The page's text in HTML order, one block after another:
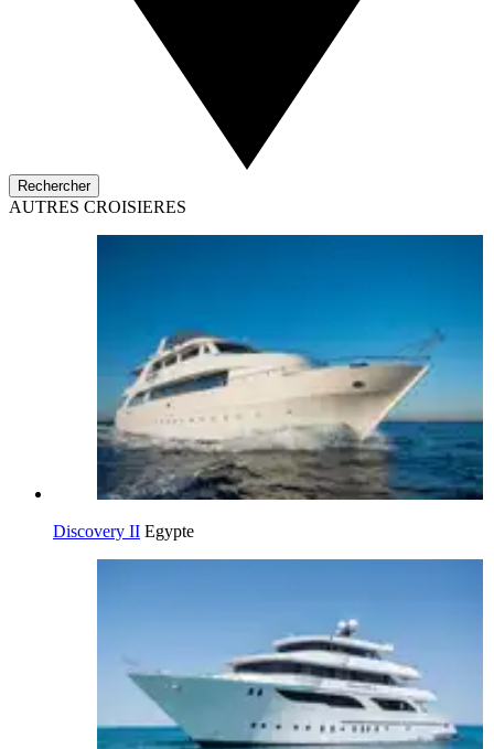
Rechercher
AUTRES CROISIERES
Discovery II Egypte